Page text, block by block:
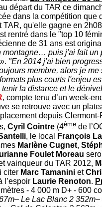
départ du TAR ce
dans la compétition
TAR, qu'elle gagne en
rentré dans le "top 10
de 31 ans est
montagne… puis j'ai fait un
. "En 2014 j'ai bien
membre, alors je
plus courts l'enjeu
la distance et le
, compte tenu d’un week-
se retrouve avec un
depuis
Cyril Cointre (4ème de
, le local François
Marlène Cugnet,
Foulet Moreau
vainqueur du TAR 2012,
citer Marc Tamanini et
l’espoir Laurie Renoton.
- 4 000 m D+ - 600
Le Lac Blanc 2